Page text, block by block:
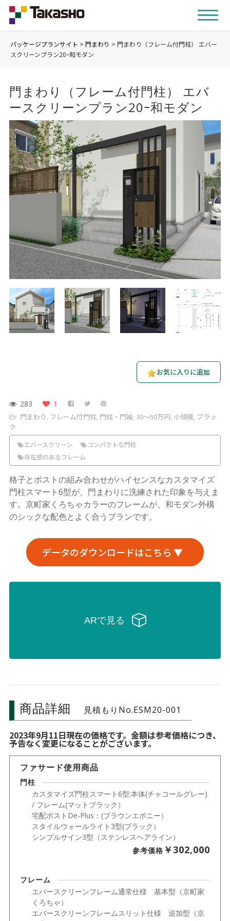
パッケージプランサイト > 門まわり > 門まわり（フレーム付門柱） エバー
スクリーンプラン20ｰ和モダン
門まわり（フレーム付門柱） エバ
ースクリーンプラン20ｰ和モダン
お気に入りに追加
283
1
門まわり, フレーム付門柱, 門柱・門袖, 30〜50万円, 小規模, ブラッ
ク
エバースクリーン
コンパクトな門柱
存在感のあるフレーム
格子とポストの組み合わせがハイセンスなカスタマイズ
門柱スマート6型が、門まわりに洗練された印象を与えま
す。京町家くろちゃカラーのフレームが、和モダン外構
のシックな配色とよく合うプランです。
データのダウンロードはこちら ▼
商品詳細 見積もりNo.ESM20-001
2023年9月11日現在の価格です。金額は参考価格につき、
予告なく変更になることがございます。
ファサード使用商品
門柱
カスタマイズ門柱スマート6型:本体(チャコールグレー)
/ フレーム(マットブラック）
宅配ポストDe-Plus：(ブラウンエボニー）
スタイルウォールライト3型(ブラック）
シンプルサイン3型（ステンレスヘアライン）
参考価格 ￥302,000
フレーム
エバースクリーンフレーム通常仕様 基本型（京町家
くろちゃ）
エバースクリーンフレームスリット仕様 追加型（京